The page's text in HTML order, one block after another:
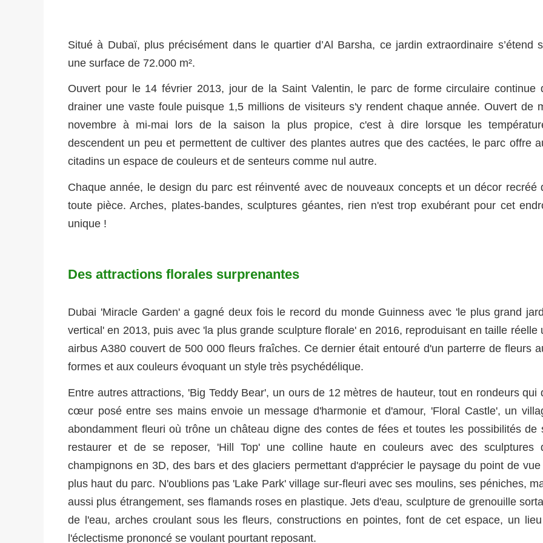
Situé à Dubaï, plus précisément dans le quartier d’Al Barsha, ce jardin extraordinaire s’étend
une surface de 72.000 m².
Ouvert pour le 14 février 2013, jour de la Saint Valentin, le parc de forme circulaire continue
drainer une vaste foule puisque 1,5 millions de visiteurs s'y rendent chaque année. Ouvert de
novembre à mi-mai lors de la saison la plus propice, c'est à dire lorsque les
descendent un peu et permettent de cultiver des plantes autres que des cactées, le parc offre
citadins un espace de couleurs et de senteurs comme nul autre.
Chaque année, le design du parc est réinventé avec de nouveaux concepts et un décor recréé
toute pièce. Arches, plates-bandes, sculptures géantes, rien n'est trop exubérant pour cet
unique !
Des attractions florales surprenantes
Dubai 'Miracle Garden' a gagné deux fois le record du monde Guinness avec 'le plus grand
vertical' en 2013, puis avec 'la plus grande sculpture florale' en 2016, reproduisant en taille réelle
airbus A380 couvert de 500 000 fleurs fraîches. Ce dernier était entouré d'un parterre de fleurs
formes et aux couleurs évoquant un style très psychédélique.
Entre autres attractions, 'Big Teddy Bear', un ours de 12 mètres de hauteur, tout en rondeurs qui
cœur posé entre ses mains envoie un message d'harmonie et d'amour, 'Floral Castle', un
abondamment fleuri où trône un château digne des contes de fées et toutes les possibilités de
restaurer et de se reposer, 'Hill Top' une colline haute en couleurs avec des sculptures
champignons en 3D, des bars et des glaciers permettant d'apprécier le paysage du point de
plus haut du parc. N'oublions pas 'Lake Park' village sur-fleuri avec ses moulins, ses péniches,
aussi plus étrangement, ses flamands roses en plastique. Jets d'eau, sculpture de grenouille
de l'eau, arches croulant sous les fleurs, constructions en pointes, font de cet espace, un
l'éclectisme prononcé se voulant pourtant reposant.